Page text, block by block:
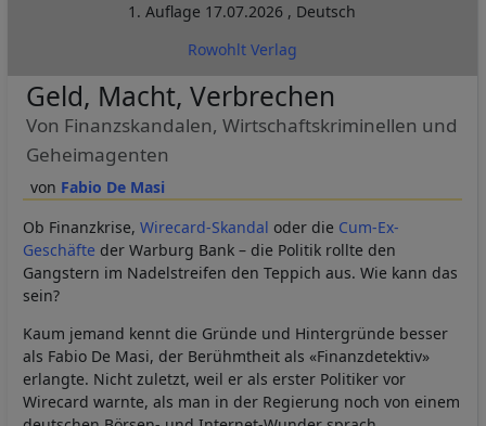
1. Auflage 17.07.2026 , Deutsch
Rowohlt Verlag
Fabio De Masi
Geld, Macht, Verbrechen
Von Finanzskandalen, Wirtschaftskriminellen und
Geheimagenten
Ob Finanzkrise, Wirecard-Skandal oder die Cum-Ex-
Geschäfte der Warburg Bank – die Politik rollte den
Gangstern im Nadelstreifen den Teppich aus. Wie kann das
sein?
Kaum jemand kennt die Gründe und Hintergründe besser
als Fabio De Masi, der Berühmtheit als «Finanzdetektiv»
erlangte. Nicht zuletzt, weil er als erster Politiker vor
Wirecard warnte, als man in der Regierung noch von einem